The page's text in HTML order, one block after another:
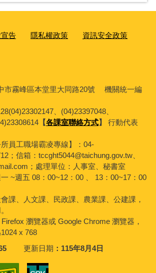
告 隱私權政策 資訊安全政策
市霧峰區本堂里大同路20號 機關統一編
、(04)23397048、
【各課室聯絡方式】
行動代表
所員工職場霸凌專線】：04-
；信箱：tccght5044@taichung.gov.tw、
；處理單位：人事室、秘書室
~週五 08：00~12：00 、 13：00~17：00
課、人文課、民政課、農業課、公建課，
瀏覽器或 Google Chrome 瀏覽器，
x 768
更新日期 115年8月4日